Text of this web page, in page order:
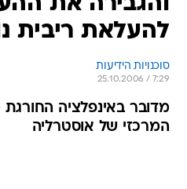
להעלאת ריבית
סוכנויות הידיעות
25.10.2006 / 7:29
מדובר באינפלציה
המרכזי של אוסטרליה